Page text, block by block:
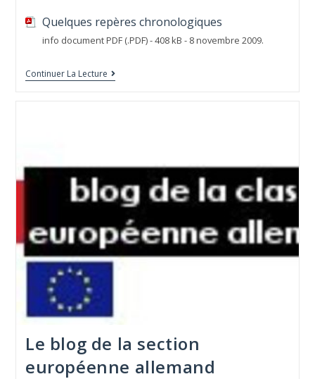
Quelques repères chronologiques
info document PDF (.PDF) - 408 kB - 8 novembre 2009.
Continuer La Lecture
Le blog de la section
européenne allemand